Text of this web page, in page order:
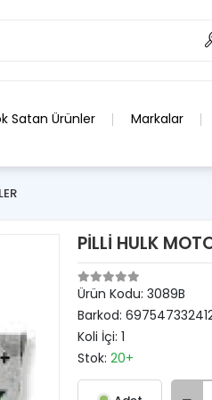
Satan Ürünler Markalar
PİLLİ HULK
Ürün Kodu: 3089B
Barkod:
Koli İçi: 1
Stok: 20+